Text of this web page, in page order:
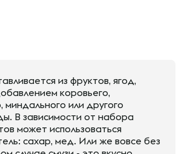
из фруктов, ягод,
коровьего,
миндального или другого
В зависимости от набора
может использоваться
сахар, мед. Или же вовсе без